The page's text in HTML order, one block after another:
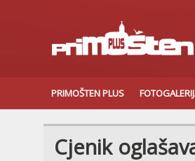
PRIMOŠTEN PLUS
Cjenik